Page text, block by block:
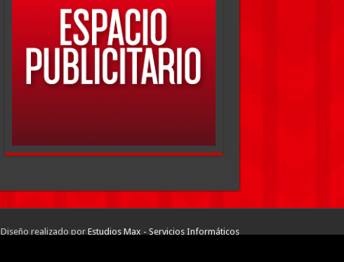
Diseño realizado por Estudios Max - Servicios Informáticos